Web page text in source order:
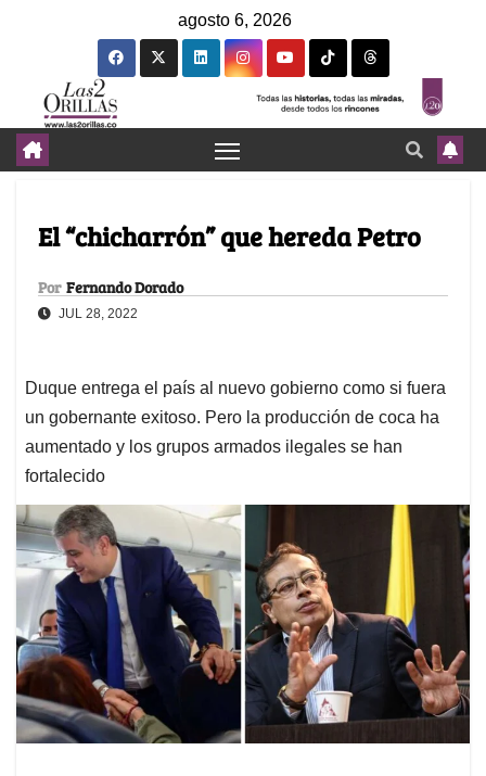
agosto 6, 2026
El “chicharrón” que hereda Petro
Por Fernando Dorado
JUL 28, 2022
Duque entrega el país al nuevo gobierno como si fuera
un gobernante exitoso. Pero la producción de coca ha
aumentado y los grupos armados ilegales se han
fortalecido